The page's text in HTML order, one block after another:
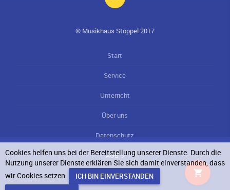
© Musikhaus Stöppel 2017
Start
Service
Unterricht
Über uns
Datenschutz
AGB`s
Impressum
Cookies helfen uns bei der Bereitstellung unserer Dienste. Durch die
Nutzung unserer Dienste erklären Sie sich damit einverstanden, dass
wir Cookies setzen.